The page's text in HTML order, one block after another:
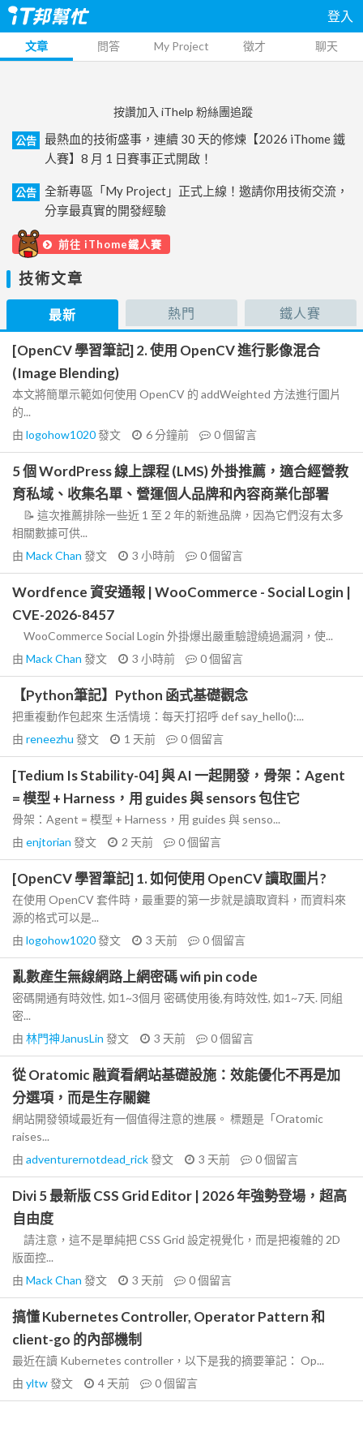
登入
文章 問答 My Project 徵才 聊天
按讚加入 iThelp 粉絲團追蹤
公告
最熱血的技術盛事，連續 30 天的修煉【2026 iThome 鐵
人賽】8 月 1 日賽事正式開啟！
公告
全新專區「My Project」正式上線！邀請你用技術交流，
分享最真實的開發經驗
前往 iThome鐵人賽
技術文章
最新 熱門 鐵人賽
[OpenCV 學習筆記] 2. 使用 OpenCV 進行影像混合
(Image Blending)
本文將簡單示範如何使用 OpenCV 的 addWeighted 方法進行圖片
的...
由 logohow1020發文 6 分鐘前 0個留言
5 個 WordPress 線上課程 (LMS) 外掛推薦，適合經營教
育私域、收集名單、營運個人品牌和內容商業化部署
📝 這次推薦排除一些近 1 至 2 年的新進品牌，因為它們沒有太多
相關數據可供...
由 Mack Chan 發文 3 小時前 0個留言
Wordfence 資安通報 | WooCommerce - Social Login |
CVE-2026-8457
WooCommerce Social Login 外掛爆出嚴重驗證繞過漏洞，使...
由 Mack Chan 發文 3 小時前 0個留言
【Python筆記】Python 函式基礎觀念
把重複動作包起來 生活情境：每天打招呼 def say_hello():...
由 reneezhu 發文 1 天前 0個留言
[Tedium Is Stability-04] 與 AI 一起開發，骨架：Agent
= 模型 + Harness，用 guides 與 sensors 包住它
骨架：Agent = 模型 + Harness，用 guides 與 senso...
由 enjtorian 發文 2 天前 0個留言
[OpenCV 學習筆記] 1. 如何使用 OpenCV 讀取圖片?
在使用 OpenCV 套件時，最重要的第一步就是讀取資料，而資料來
源的格式可以是...
由 logohow1020發文 3 天前 0個留言
亂數產生無線網路上網密碼 wifi pin code
密碼開通有時效性, 如1~3個月 密碼使用後,有時效性, 如1~7天. 同組
密...
由 林門神JanusLin 發文 3 天前 0個留言
從 Oratomic 融資看網站基礎設施：效能優化不再是加
分選項，而是生存關鍵
網站開發領域最近有一個值得注意的進展。 標題是「Oratomic
raises...
由 adventurernotdead_rick發文 3 天前 0個留言
Divi 5 最新版 CSS Grid Editor | 2026 年強勢登場，超高
自由度
請注意，這不是單純把 CSS Grid 設定視覺化，而是把複雜的 2D
版面控...
由 Mack Chan 發文 3 天前 0個留言
搞懂 Kubernetes Controller, Operator Pattern 和
client-go 的內部機制
最近在讀 Kubernetes controller，以下是我的摘要筆記： Op...
由 yltw發文 4 天前 0個留言